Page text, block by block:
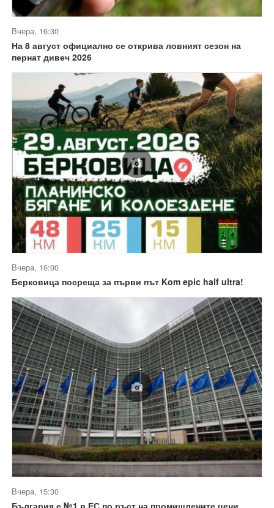
Вчера, 16:30
На 8 август официално се открива ловният сезон на
пернат дивеч 2026
Вчера, 16:00
Берковица посреща за първи път Kom epic half ultra!
Вчера, 15:30